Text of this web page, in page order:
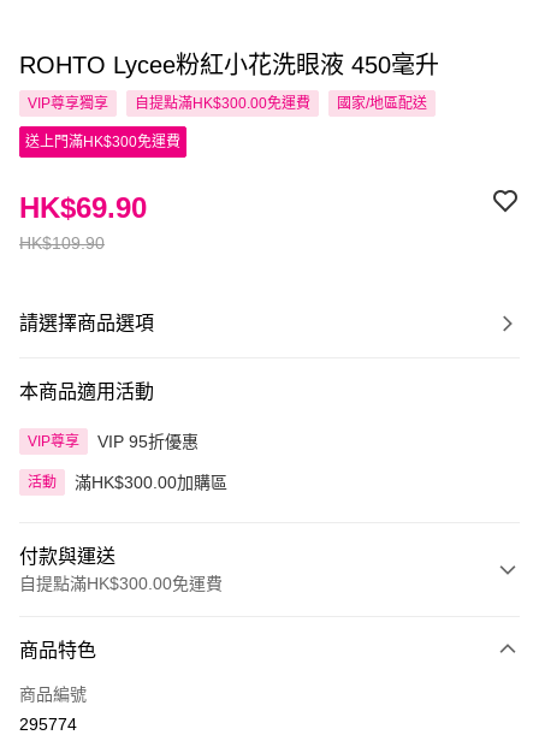
ROHTO Lycee粉紅小花洗眼液 450毫升
VIP尊享獨享 自提點滿HK$300.00免運費 國家/地區配送
送上門滿HK$300免運費
HK$109.90
HK$69.90
請選擇商品選項
本商品適用活動
VIP尊享 VIP 95折優惠
活動 滿HK$300.00加購區
付款與運送
自提點滿HK$300.00免運費
信用卡
Apple Pay
商品特色
商品編號
295774